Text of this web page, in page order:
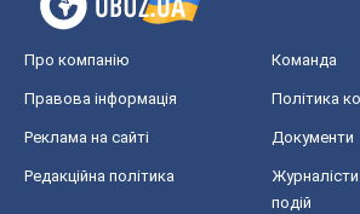
Про компанію Команда
Правова інформація Політика
Реклама на сайті Документи
Редакційна політика
Журналісти
подій